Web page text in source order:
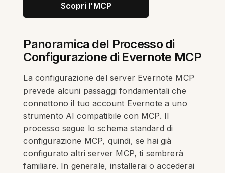
Scopri l'MCP
Panoramica del Processo di
Configurazione di Evernote MCP
La configurazione del server Evernote MCP
prevede alcuni passaggi fondamentali che
connettono il tuo account Evernote a uno
strumento AI compatibile con MCP. Il
processo segue lo schema standard di
configurazione MCP, quindi, se hai già
configurato altri server MCP, ti sembrerà
familiare. In generale, installerai o accederai